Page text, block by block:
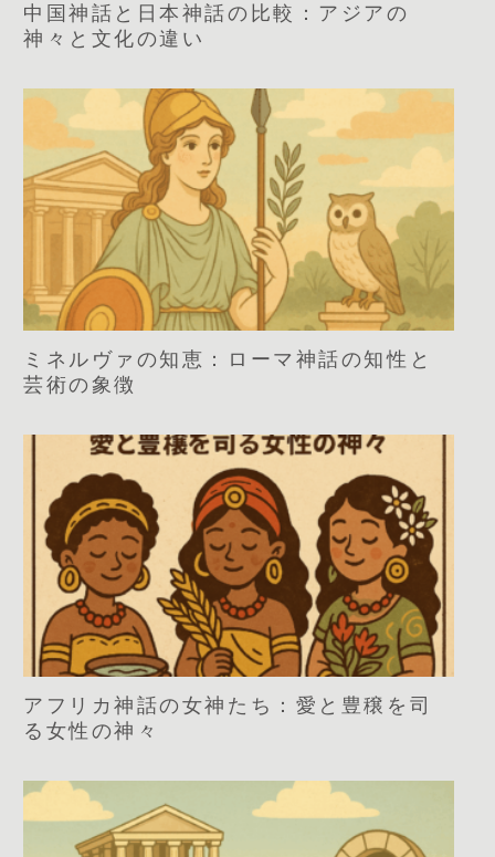
中国神話と日本神話の比較：アジアの
神々と文化の違い
ミネルヴァの知恵：ローマ神話の知性と
芸術の象徴
アフリカ神話の女神たち：愛と豊穣を司
る女性の神々